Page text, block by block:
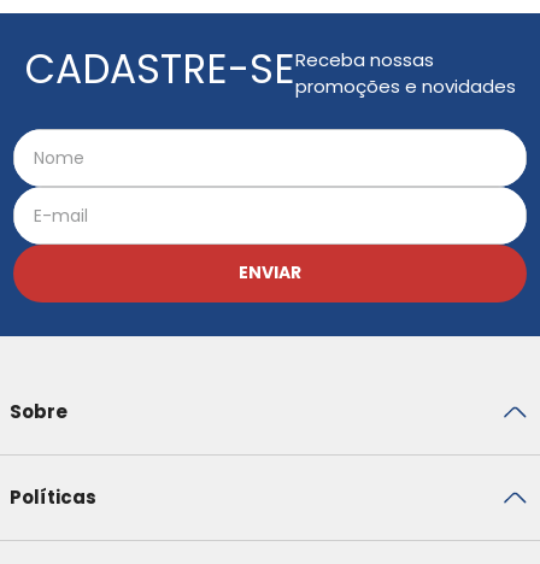
CADASTRE-SEReceba nossas
promoções e novidades
ENVIAR
Sobre
Políticas